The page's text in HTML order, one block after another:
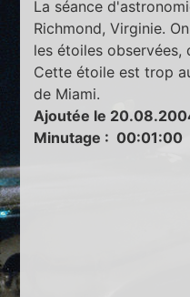
La séance
Richmond, Virginie.
les étoiles observées,
Cette étoile est trop
de Miami.
Ajoutée le
Minutage : 00:01:00